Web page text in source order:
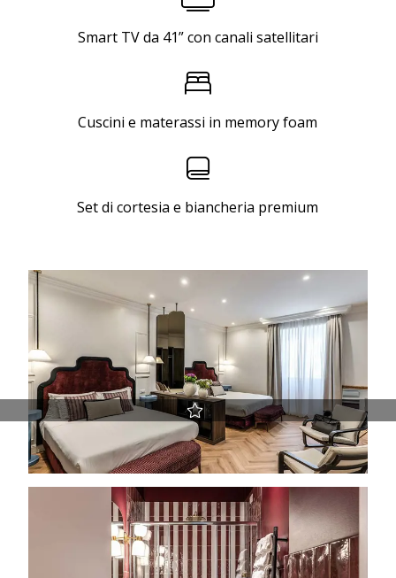
Miglior prezzo garantito
Early Check-in e Late Check-out previa disponibilità
Upgrade gratuito della camera previa disponibilità
La politica di cancellazione più vantaggiosa del Web
Smart TV da 41” con canali satellitari
Cuscini e materassi in memory foam
Set di cortesia e biancheria premium